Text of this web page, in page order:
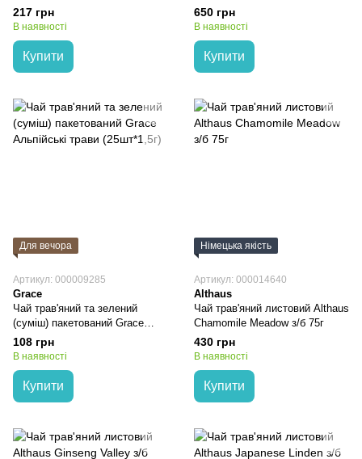
картон 100г
217 грн
В наявності
Купити
650 грн
В наявності
Купити
Для вечора
Артикул: 000009285
Grace
Чай трав'яний та зелений
(суміш) пакетований Grace
Альпійські трави (25шт*1,5г)
108 грн
В наявності
Купити
Німецька якість
Артикул: 000014640
Althaus
Чай трав'яний листовий Althaus
Chamomile Meadow з/б 75г
430 грн
В наявності
Купити